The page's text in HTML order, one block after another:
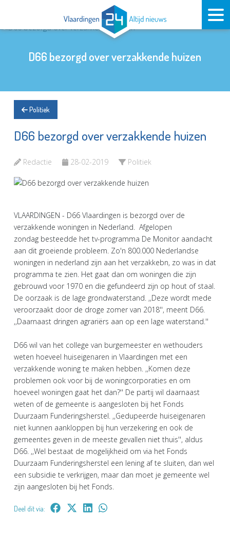
D66 bezorgd over verzakkende huizen
Politiek
D66 bezorgd over verzakkende huizen
Redactie 28-02-2019 Politiek
VLAARDINGEN - D66 Vlaardingen is bezorgd over de
verzakkende woningen in Nederland. Afgelopen
zondag besteedde het tv-programma De Monitor aandacht
aan dit groeiende probleem. Zo'n 800.000 Nederlandse
woningen in nederland zijn aan het verzakkebn, zo was in dat
programma te zien. Het gaat dan om woningen die zijn
gebrouwd voor 1970 en die gefundeerd zijn op hout of staal.
De oorzaak is de lage grondwaterstand. ,,Deze wordt mede
veroorzaakt door de droge zomer van 2018'', meent D66.
,,Daarnaast dringen agrariërs aan op een lage waterstand.''
D66 wil van het college van burgemeester en wethouders
weten hoeveel huiseigenaren in Vlaardingen met een
verzakkende woning te maken hebben. ,,Komen deze
problemen ook voor bij de woningcorporaties en om
hoeveel woningen gaat het dan?'' De partij wil daarnaast
weten of de gemeente is aangesloten bij het Fonds
Duurzaam Funderingsherstel. ,,Gedupeerde huiseigenaren
niet kunnen aankloppen bij hun verzekering en ook de
gemeentes geven in de meeste gevallen niet thuis'', aldus
D66. ,,Wel bestaat de mogelijkheid om via het Fonds
Duurzaam Funderingsherstel een lening af te sluiten, dan wel
een subsidie te verkrijgen, maar dan moet je gemeente wel
zijn aangesloten bij het Fonds.
Deel dit via: